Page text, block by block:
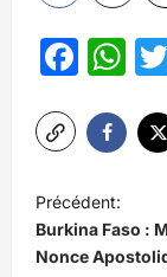
a
v
Précédent:
Burkina Faso :
Nonce